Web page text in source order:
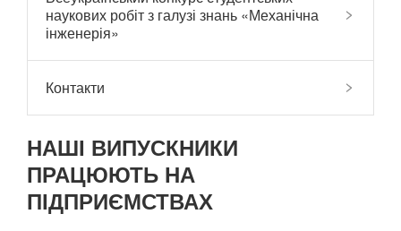
наукових робіт з галузі знань «Механічна
інженерія»
Контакти
НАШІ ВИПУСКНИКИ
ПРАЦЮЮТЬ НА
ПІДПРИЄМСТВАХ